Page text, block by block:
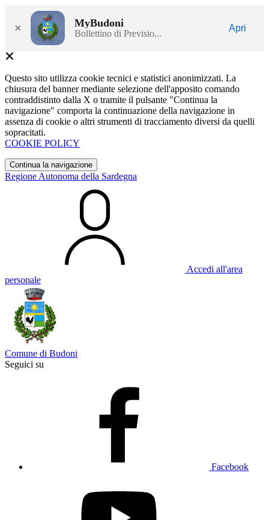
× MyBudoni
Bollettino di Previsio...
Apri
Questo sito utilizza cookie tecnici e statistici anonimizzati. La
chiusura del banner mediante selezione dell'apposito comando
contraddistinto dalla X o tramite il pulsante "Continua la
navigazione" comporta la continuazione della navigazione in
assenza di cookie o altri strumenti di tracciamento diversi da quelli
sopracitati.
COOKIE POLICY
Continua la navigazione
Regione Autonoma della Sardegna
Accedi all'area
personale
Comune di Budoni
Seguici su
Facebook